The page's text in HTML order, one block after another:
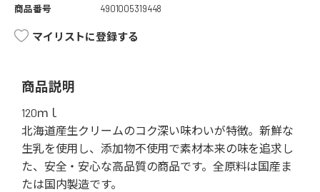
商品番号
4901005319448
マイリストに登録する
商品説明
120ｍｌ
北海道産生クリームのコク深い味わいが特徴。新鮮な
生乳を使用し、添加物不使用で素材本来の味を追求し
た、安全・安心な高品質の商品です。全原料は国産ま
たは国内製造です。